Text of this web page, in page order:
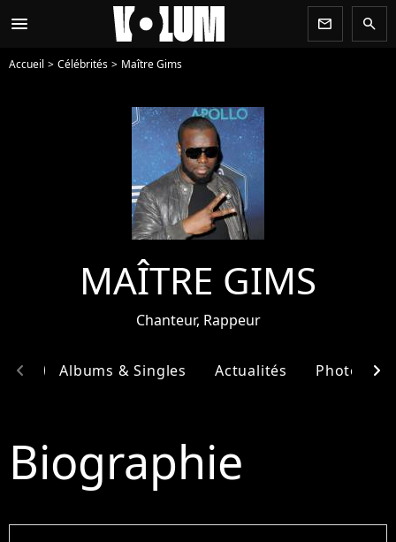
menu newsletter search
Accueil Célébrités Maître Gims
MAÎTRE GIMS
Chanteur, Rappeur
Albums & Singles Actualités Photos
chevron_left chevron_right
Biographie